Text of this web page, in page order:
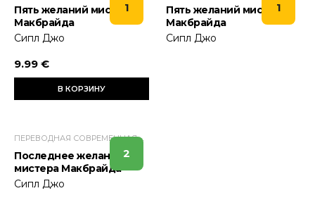
1
Пять желаний мистера
Макбрайда
Сипл Джо
9.99 €
В КОРЗИНУ
1
Пять желаний мистера
Макбрайда
Сипл Джо
2
ПЕРЕВОДНАЯ СОВРЕМЕННАЯ ПРОЗА
Последнее желание
мистера Макбрайда
Сипл Джо